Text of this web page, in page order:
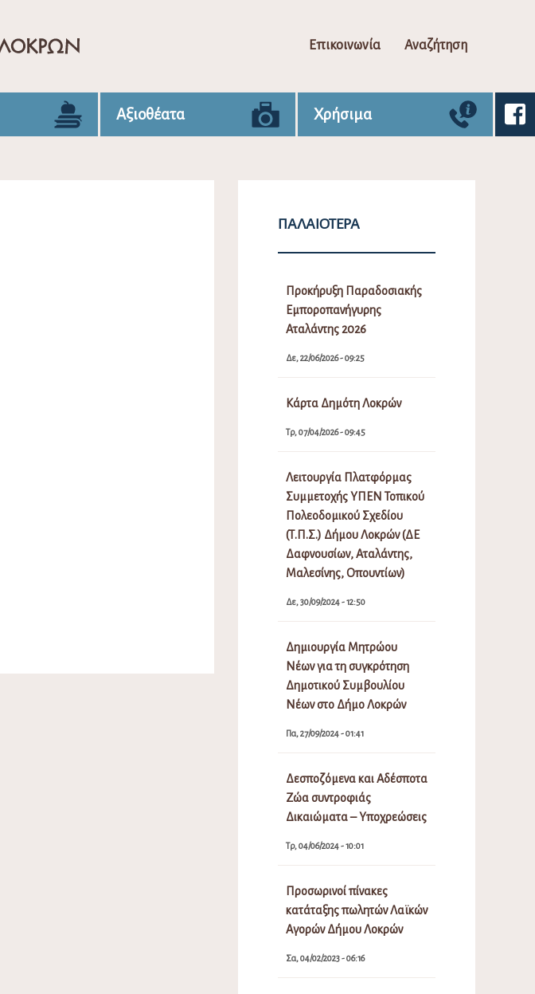
Επικοινωνία Αναζήτηση
Αξιοθέατα Χρήσιμα
ΠΑΛΑΙΌΤΕΡΑ
Προκήρυξη Παραδοσιακής
Εμποροπανήγυρης
Αταλάντης 2026
Δε, 22/06/2026 - 09:25
Κάρτα Δημότη Λοκρών
Τρ, 07/04/2026 - 09:45
Λειτουργία Πλατφόρμας
Συμμετοχής ΥΠΕΝ Τοπικού
Πολεοδομικού Σχεδίου
(Τ.Π.Σ.) Δήμου Λοκρών (ΔΕ
Δαφνουσίων, Αταλάντης,
Μαλεσίνης, Οπουντίων)
Δε, 30/09/2024 - 12:50
Δημιουργία Μητρώου
Νέων για τη συγκρότηση
Δημοτικού Συμβουλίου
Νέων στο Δήμο Λοκρών
Πα, 27/09/2024 - 01:41
Δεσποζόμενα και Αδέσποτα
Ζώα συντροφιάς
Δικαιώματα – Υποχρεώσεις
Τρ, 04/06/2024 - 10:01
Προσωρινοί πίνακες
κατάταξης πωλητών Λαϊκών
Αγορών Δήμου Λοκρών
Σα, 04/02/2023 - 06:16